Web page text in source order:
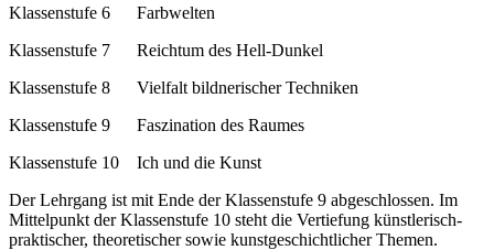
Klassenstufe 6 Farbwelten
Klassenstufe 7 Reichtum des Hell-Dunkel
Klassenstufe 8 Vielfalt bildnerischer Techniken
Klassenstufe 9 Faszination des Raumes
Klassenstufe 10 Ich und die Kunst
Der Lehrgang ist mit Ende der Klassenstufe 9 abgeschlossen. Im
Mittelpunkt der Klassenstufe 10 steht die Vertiefung künstlerisch-
praktischer, theoretischer sowie kunstgeschichtlicher Themen.